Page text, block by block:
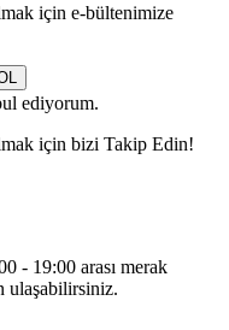
için e-bültenimize
ediyorum.
için bizi Takip Edin!
- 19:00 arası merak
ulaşabilirsiniz.